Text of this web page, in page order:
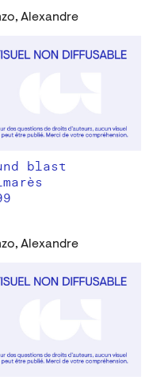
Alexandre
blast
Alexandre